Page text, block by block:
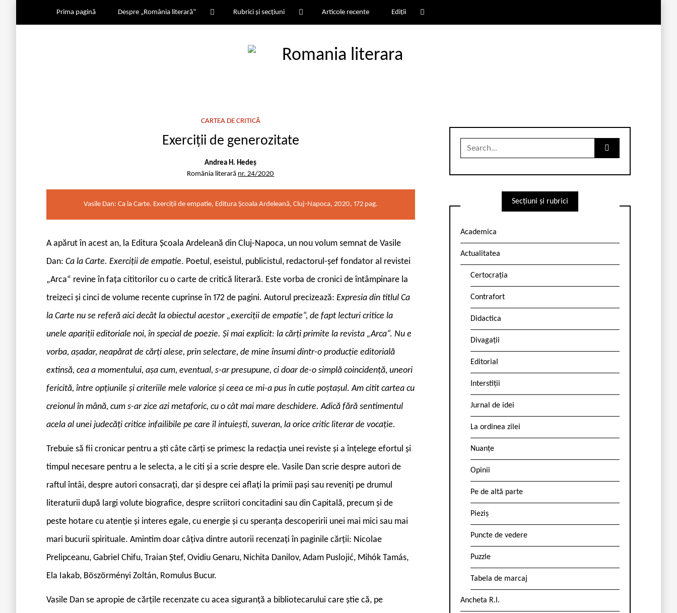
Prima pagină Despre „România literară” Rubrici și secțiuni Articole recente Ediții
CARTEA DE CRITICĂ
Exerciții de generozitate
Andrea H. Hedeș
România literară nr. 24/2020
Vasile Dan: Ca la Carte. Exerciții de empatie, Editura Școala Ardeleană, Cluj-Napoca, 2020, 172 pag.
Aapărut în acest an, la Editura Școala Ardeleană din Cluj-Napoca, un nou volum semnat de Vasile
Dan: Ca la Carte. Exerciții de empatie. Poetul, eseistul, publicistul, redactorul-șef fondator al revistei
„Arca“ revine în fața cititorilor cu o carte de critică literară. Este vorba de cronici de întâmpinare la
treizeci și cinci de volume recente cuprinse în 172 de pagini. Autorul precizează: Expresia din titlul Ca
la Carte nu se referă aici decât la obiectul acestor „exerciții de empatie“, de fapt lecturi critice la
unele apariții editoriale noi, în special de poezie. Și mai explicit: la cărți primite la revista „Arca“. Nu e
vorba, așadar, neapărat de cărți alese, prin selectare, de mine însumi dintr-o producție editorială
extinsă, cea a momentului, așa cum, eventual, s-ar presupune, ci doar de-o simplă coincidență, uneori
fericită, între opțiunile și criteriile mele valorice și ceea ce mi-a pus în cutie poștașul. Am citit cartea cu
creionul în mână, cum s-ar zice azi metaforic, cu o cât mai mare deschidere. Adică fără sentimentul
acela al unei judecăți critice infailibile pe care îl intuiești, suveran, la orice critic literar de vocație.
Trebuie să fii cronicar pentru a ști câte cărți se primesc la redacția unei reviste și a înțelege efortul și
timpul necesare pentru a le selecta, a le citi și a scrie despre ele. Vasile Dan scrie despre autori de
raftul întâi, despre autori consacrați, dar și despre cei aflați la primii pași sau reveniți pe drumul
literaturii după largi volute biografice, despre scriitori concitadini sau din Capitală, precum și de
peste hotare cu atenție și interes egale, cu energie și cu speranța descoperirii unei mai mici sau mai
mari bucurii spirituale. Amintim doar câțiva dintre autorii recenzați în paginile cărții: Nicolae
Prelipceanu, Gabriel Chifu, Traian Ștef, Ovidiu Genaru, Nichita Danilov, Adam Puslojić, Mihók Tamás,
Ela Iakab, Böszörményi Zoltán, Romulus Bucur.
Vasile Dan se apropie de cărțile recenzate cu acea siguranță a bibliotecarului care știe că, pe
Search
Secțiuni și rubrici
Academica
Actualitatea
Certocrația
Contrafort
Didactica
Divagații
Editorial
Interstiții
Jurnal de idei
La ordinea zilei
Nuanțe
Opinii
Pe de altă parte
Pieziș
Puncte de vedere
Puzzle
Tabela de marcaj
Ancheta R.l.